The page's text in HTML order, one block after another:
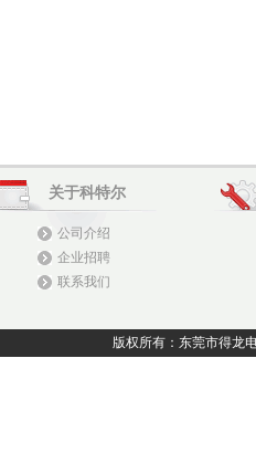
关于科特尔
公司介绍
企业招聘
联系我们
版权所有：东莞市得龙